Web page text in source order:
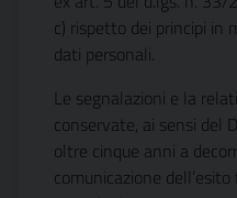
c) rispetto dei principi in
dati personali.
Le segnalazioni e la
conservate, ai sensi del
oltre cinque anni a
comunicazione